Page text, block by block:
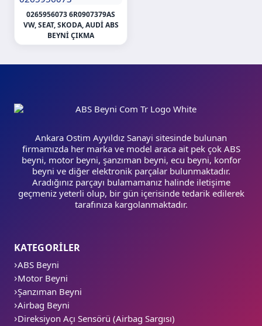
0265956073 6R0907379AS
VW, SEAT, SKODA, AUDI ABS
BEYNI ÇIKMA
Ankara Ostim Ayyıldız Sanayi sitesinde bulunan
firmamızda her marka ve model araca ait pek çok ABS
beyni, motor beyni, şanzıman beyni, ecu beyni, konfor
beyni ve diğer elektronik parçalar bulunmaktadır.
Aradığınız parçayı bulamamanız halinde iletişime
geçmeniz yeterli olup, bir gün içerisinde tedarik edilerek
tarafınıza kargolanmaktadır.
KATEGORİLER
ABS Beyni
Motor Beyni
Şanzıman Beyni
Airbag Beyni
Direksiyon Açı Sensörü (Airbag Sargısı)